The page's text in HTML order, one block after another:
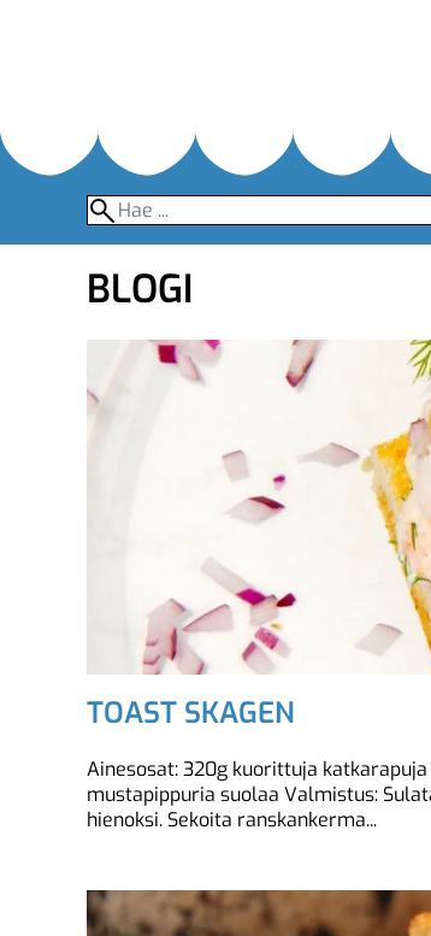
BLOGI
TOAST SKAGEN
Ainesosat: 320g kuorittuja
mustapippuria suolaa Valmistus:
hienoksi. Sekoita ranskankerma...